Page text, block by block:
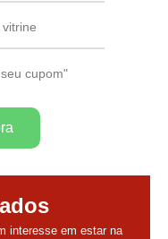
cupom"
interesse em estar na